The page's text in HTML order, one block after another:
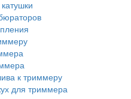
к триммеру
для триммера